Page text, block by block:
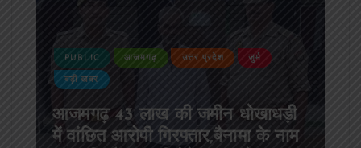
PUBLIC आजमगढ़ उत्तर प्रदेश जुर्म
बड़ी खबर
आजमगढ़ 43 लाख की जमीन धोखाधड़ी
में वांछित आरोपी गिरफ्तार,बैनामा के नाम